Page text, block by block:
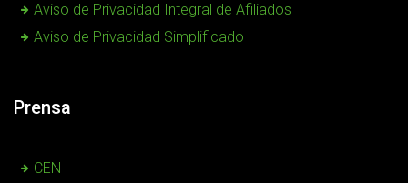
Aviso de Privacidad Integral de Afiliados
Aviso de Privacidad Simplificado
Prensa
CEN